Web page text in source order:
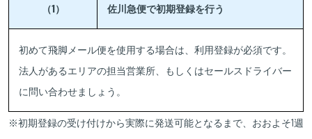
（1） 佐川急便で初期登録を行う
初めて飛脚メール便を使用する場合は、利用登録が必須です。
法人があるエリアの担当営業所、もしくはセールスドライバー
に問い合わせましょう。
※初期登録の受け付けから実際に発送可能となるまで、おおよそ1週